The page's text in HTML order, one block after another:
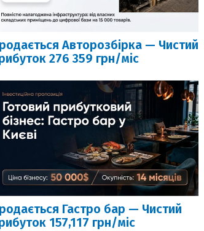
Авторозбірка — Чистий
276 359 грн/міс
Гастро бар — Чистий
157,117 грн/міс